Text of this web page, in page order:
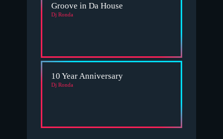
Groove in Da House
Dj Ronda
10 Year Anniversary
Dj Ronda